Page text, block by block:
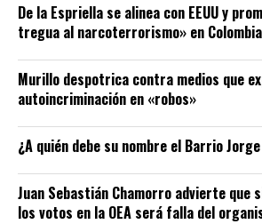
De la Espriella se alinea con EEUU y
tregua al narcoterrorismo» en Colombia
Murillo despotrica contra medios que
autoincriminación en «robos»
¿A quién debe su nombre el Barrio
Juan Sebastián Chamorro advierte que
los votos en la OEA será falla del